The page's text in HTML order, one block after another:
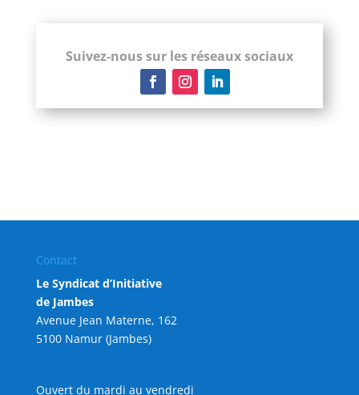
Suivez-nous sur les réseaux sociaux
Contact
Le Syndicat d’Initiative
de Jambes
Avenue Jean Materne, 162
5100 Namur (Jambes)
Ouvert du mardi au vendredi